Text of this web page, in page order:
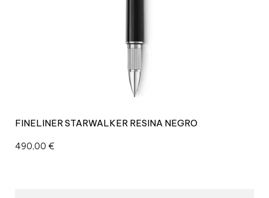
FINELINER STARWALKER RESINA NEGRO
490,00 €